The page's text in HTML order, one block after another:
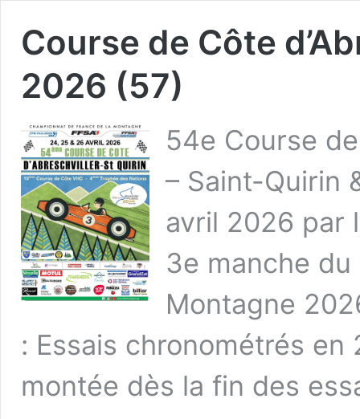
Course de Côte
2026 (57)
54e Course
– Saint-Quirin
avril 2026 par
3e manche
Montagne
: Essais chronométrés
montée dès la fin des